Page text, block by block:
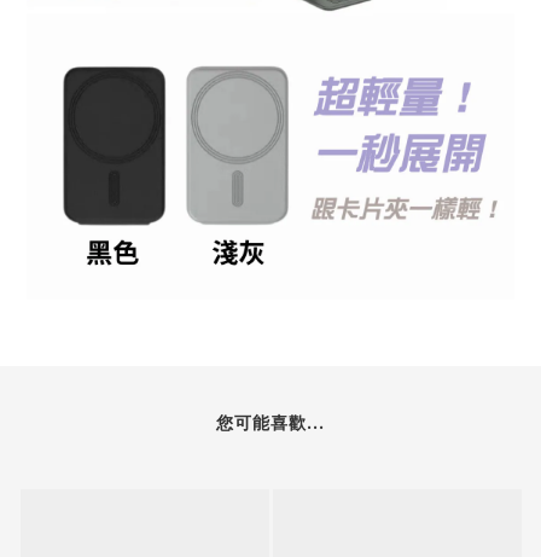
您可能喜歡...